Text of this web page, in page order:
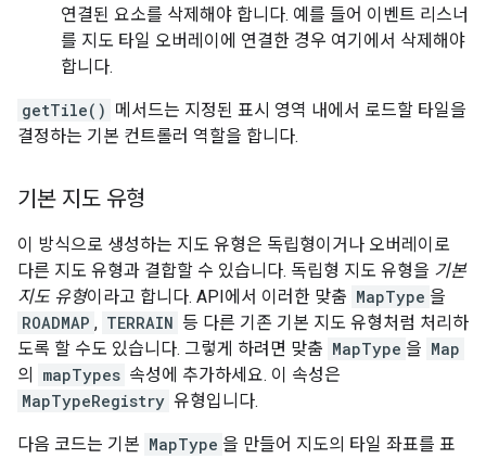
연결된 요소를 삭제해야 합니다. 예를 들어 이벤트 리스너
를 지도 타일 오버레이에 연결한 경우 여기에서 삭제해야
합니다.
getTile() 메서드는 지정된 표시 영역 내에서 로드할 타일을
결정하는 기본 컨트롤러 역할을 합니다.
기본 지도 유형
이 방식으로 생성하는 지도 유형은 독립형이거나 오버레이로
다른 지도 유형과 결합할 수 있습니다. 독립형 지도 유형을 기본
지도 유형이라고 합니다. API에서 이러한 맞춤 MapType 을
ROADMAP , TERRAIN 등 다른 기존 기본 지도 유형처럼 처리하
도록 할 수도 있습니다. 그렇게 하려면 맞춤 MapType 을 Map
의
mapTypes 속성에 추가하세요. 이 속성은
MapTypeRegistry 유형입니다.
다음 코드는 기본 MapType 을 만들어 지도의 타일 좌표를 표